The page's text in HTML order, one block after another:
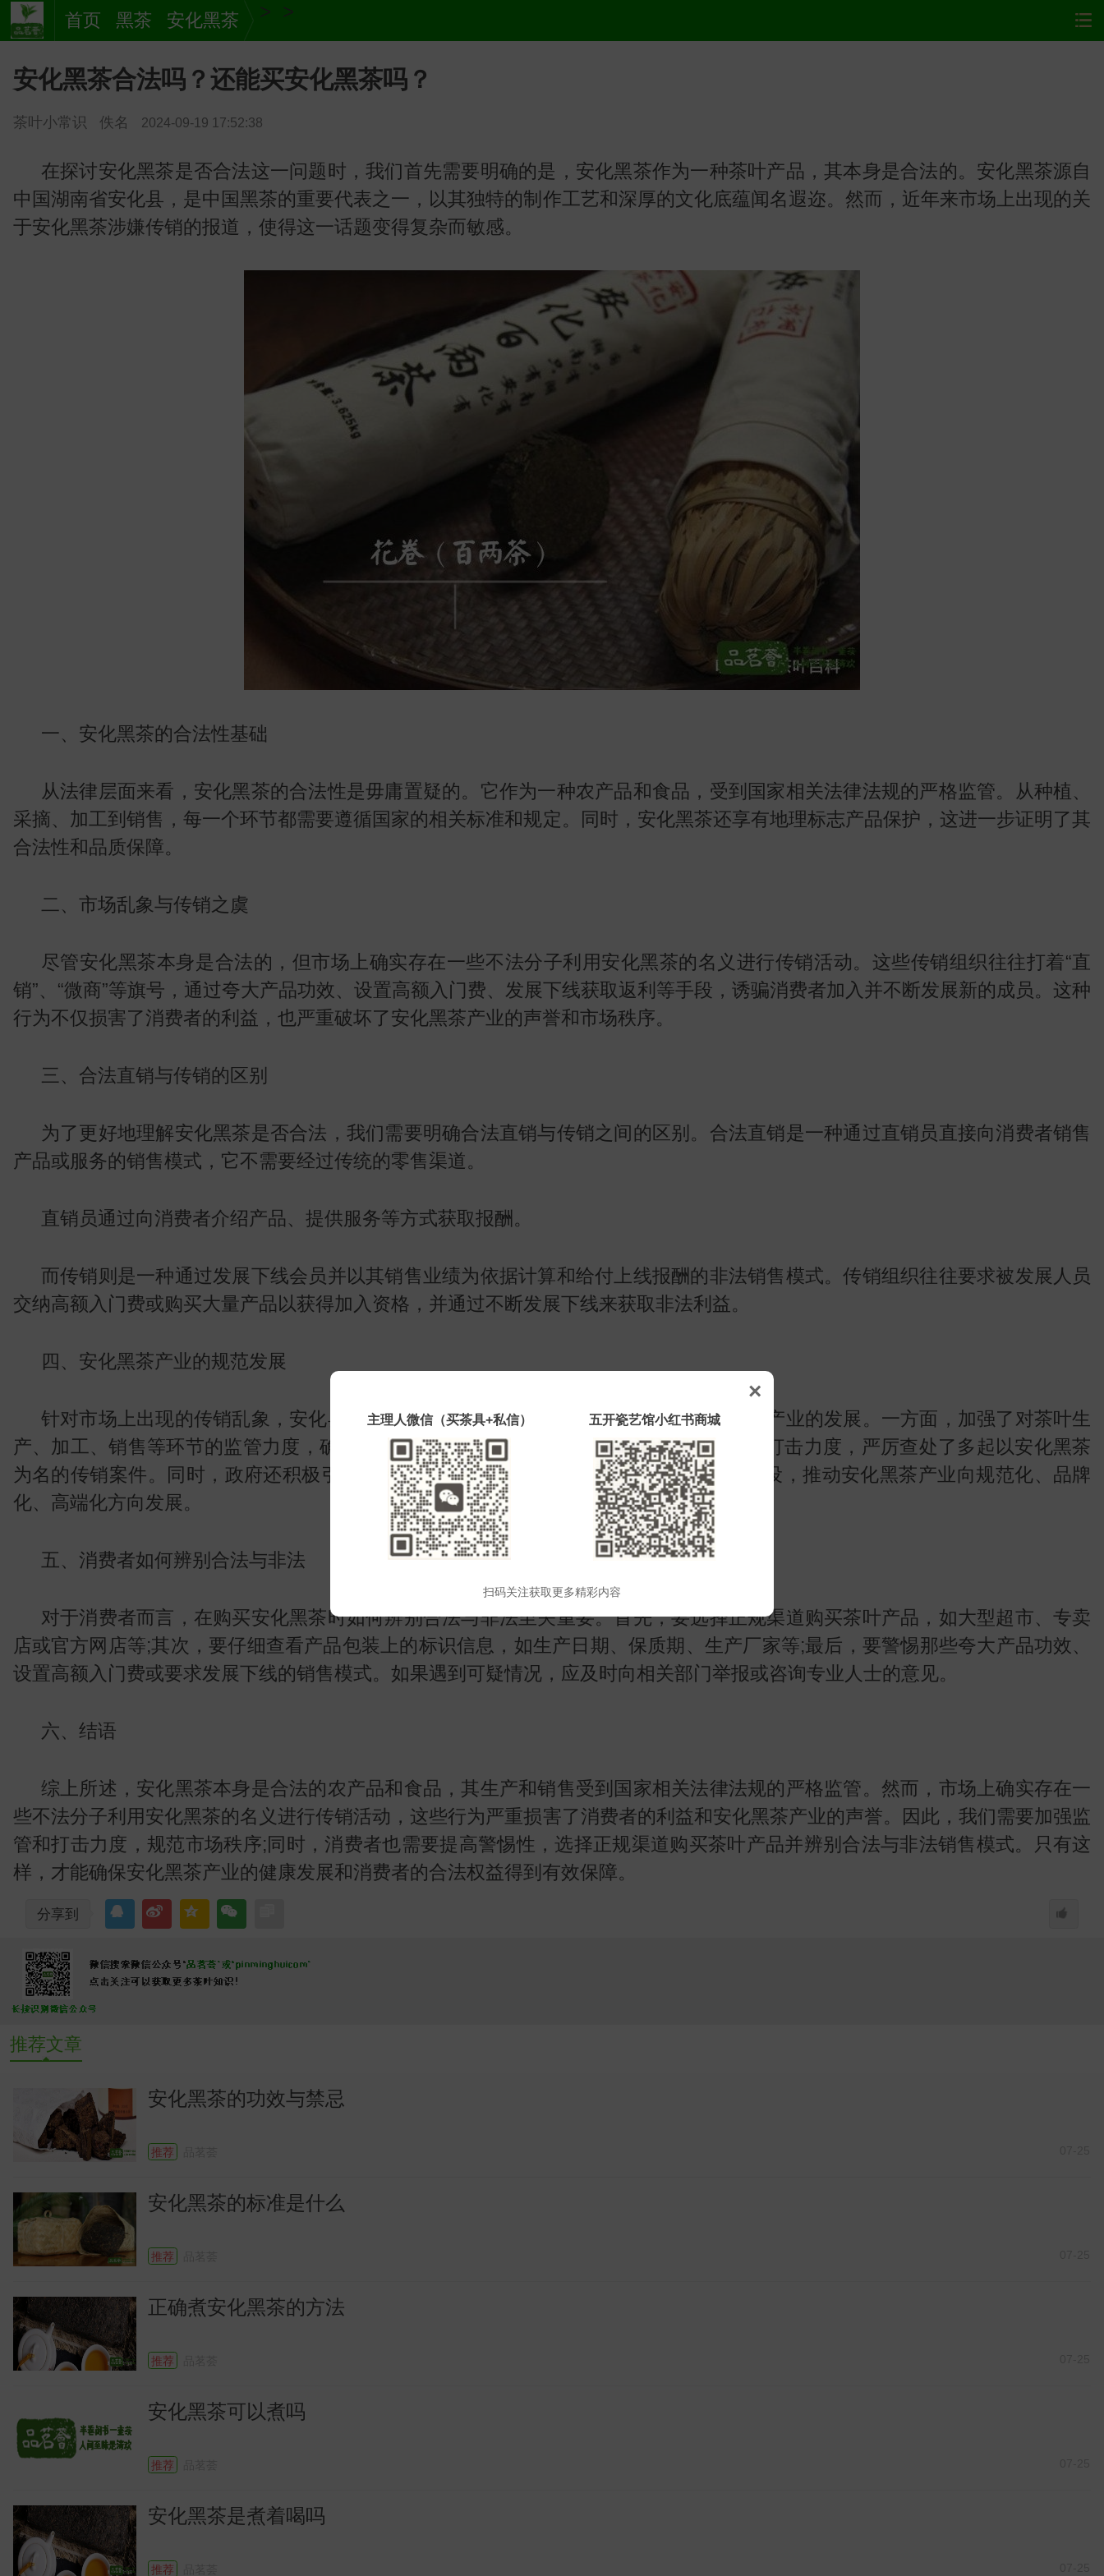
×
主理人微信（买茶具+私信） 五开瓷艺馆小红书商城
扫码关注获取更多精彩内容
茶
识
首页 >
黑茶 >
安化黑茶
安化黑茶合法吗？还能买安化黑茶吗？
茶叶小常识 佚名 2024-09-19 17:52:38
在探讨安化黑茶是否合法这一问题时，我们首先需要明确的是，安化黑茶作为一种茶叶产品，其本身是合法的。安化黑茶源自
中国湖南省安化县，是中国黑茶的重要代表之一，以其独特的制作工艺和深厚的文化底蕴闻名遐迩。然而，近年来市场上出现的关
于安化黑茶涉嫌传销的报道，使得这一话题变得复杂而敏感。
一、安化黑茶的合法性基础
从法律层面来看，安化黑茶的合法性是毋庸置疑的。它作为一种农产品和食品，受到国家相关法律法规的严格监管。从种植、
采摘、加工到销售，每一个环节都需要遵循国家的相关标准和规定。同时，安化黑茶还享有地理标志产品保护，这进一步证明了其
合法性和品质保障。
二、市场乱象与传销之虞
尽管安化黑茶本身是合法的，但市场上确实存在一些不法分子利用安化黑茶的名义进行传销活动。这些传销组织往往打着“直
销”、“微商”等旗号，通过夸大产品功效、设置高额入门费、发展下线获取返利等手段，诱骗消费者加入并不断发展新的成员。这种
行为不仅损害了消费者的利益，也严重破坏了安化黑茶产业的声誉和市场秩序。
三、合法直销与传销的区别
为了更好地理解安化黑茶是否合法，我们需要明确合法直销与传销之间的区别。合法直销是一种通过直销员直接向消费者销售
产品或服务的销售模式，它不需要经过传统的零售渠道。
直销员通过向消费者介绍产品、提供服务等方式获取报酬。
而传销则是一种通过发展下线会员并以其销售业绩为依据计算和给付上线报酬的非法销售模式。传销组织往往要求被发展人员
交纳高额入门费或购买大量产品以获得加入资格，并通过不断发展下线来获取非法利益。
四、安化黑茶产业的规范发展
针对市场上出现的传销乱象，安化县政府及相关部门采取了一系列措施来规范安化黑茶产业的发展。一方面，加强了对茶叶生
产、加工、销售等环节的监管力度，确保产品质量和安全;另一方面，加大了对传销活动的打击力度，严厉查处了多起以安化黑茶
为名的传销案件。同时，政府还积极引导和支持茶企通过合法途径进行市场开拓和品牌建设，推动安化黑茶产业向规范化、品牌
化、高端化方向发展。
五、消费者如何辨别合法与非法
对于消费者而言，在购买安化黑茶时如何辨别合法与非法至关重要。首先，要选择正规渠道购买茶叶产品，如大型超市、专卖
店或官方网店等;其次，要仔细查看产品包装上的标识信息，如生产日期、保质期、生产厂家等;最后，要警惕那些夸大产品功效、
设置高额入门费或要求发展下线的销售模式。如果遇到可疑情况，应及时向相关部门举报或咨询专业人士的意见。
六、结语
综上所述，安化黑茶本身是合法的农产品和食品，其生产和销售受到国家相关法律法规的严格监管。然而，市场上确实存在一
些不法分子利用安化黑茶的名义进行传销活动，这些行为严重损害了消费者的利益和安化黑茶产业的声誉。因此，我们需要加强监
管和打击力度，规范市场秩序;同时，消费者也需要提高警惕性，选择正规渠道购买茶叶产品并辨别合法与非法销售模式。只有这
样，才能确保安化黑茶产业的健康发展和消费者的合法权益得到有效保障。
分享到
推荐文章
安化黑茶的功效与禁忌
推荐
安化黑茶的标准是什么
推荐
正确煮安化黑茶的方法
推荐
安化黑茶可以煮吗
推荐
安化黑茶是煮着喝吗
推荐